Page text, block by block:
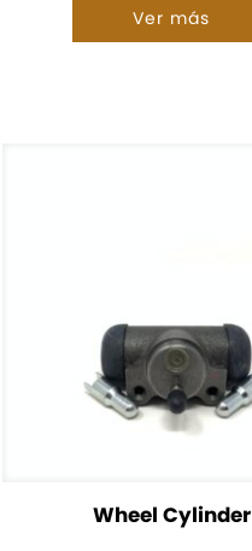
Ver más
Wheel Cylinder